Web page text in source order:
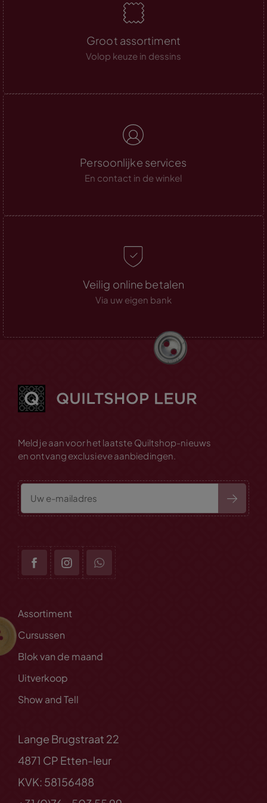
Groot assortiment
Volop keuze in dessins
Persoonlijke services
En contact in de winkel
Veilig online betalen
Via uw eigen bank
Meld je aan voor het laatste Quiltshop-nieuws
en ontvang exclusieve aanbiedingen.
Assortiment
Cursussen
Blok van de maand
Uitverkoop
Show and Tell
Lange Brugstraat 22
4871 CP Etten-leur
KVK: 58156488